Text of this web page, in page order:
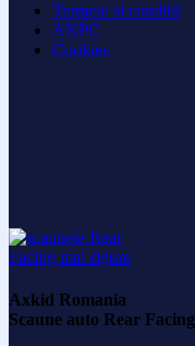
Termeni si conditii
ANPC
Cookies
Axkid Romania
Scaune auto Rear Facing